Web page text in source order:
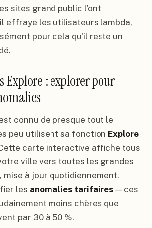
sites grand public l'ont
effraye les utilisateurs lambda,
pour cela qu'il reste un
Explore : explorer pour
connu de presque tout le
peu utilisent sa fonction Explore
carte interactive affiche tous
ville vers toutes les grandes
mise à jour quotidiennement.
les anomalies tarifaires — ces
moins chères que
par 30 à 50 %.